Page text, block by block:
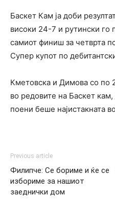
Баскет Кам ја доби
високи 24-7 и рутински го
самиот финиш за четврта
Супер купот по
Кметовска и Димова со по
во редовите на Баскет
поени беше најистакната
Previous article
Филипче: Се бориме и ќе се
избориме за нашиот
заеднички дом